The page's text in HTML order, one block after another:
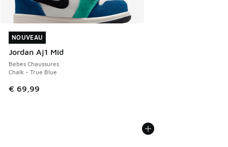
NOUVEAU
Jordan Aj1 Mid
Bebes Chaussures
Chalk - True Blue
€ 69,99
NOUVEAU